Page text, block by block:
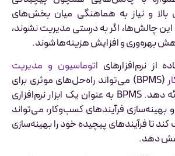
بالا و نیاز به هماهنگی میان بخش‌های
چالش‌ها، اگر به درستی مدیریت نشوند،
بهره‌وری و افزایش هزینه‌ها شوند.
از نرم‌افزارهای اتوماسیون و مدیریت
(BPMS) می‌تواند راه‌حل‌های موثری برای
حل این مشکلات ارائه دهد. BPMS به عنوان یک ابزار نرم‌افزاری
بهینه‌سازی فرآیندهای کسب‌وکار، می‌تواند
تا فرآیندهای پیچیده خود را بهینه‌سازی
دهد.